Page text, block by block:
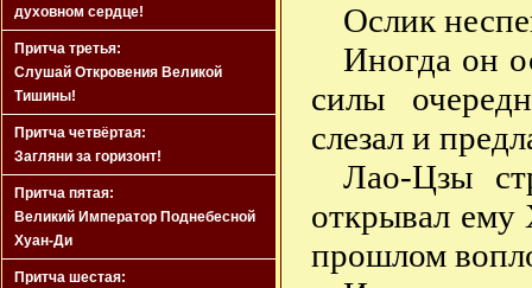
духовном сердце!
Притча третья:
Слушай Откровения Великой
Тишины!
Притча четвёртая:
Загляни за горизонт!
Притча пятая:
Великий Император Поднебесной
Хуан-Ди
Притча шестая:
Ослик
Иногда он
силы
слезал и
Лао-Цзы
открывал
прошлом